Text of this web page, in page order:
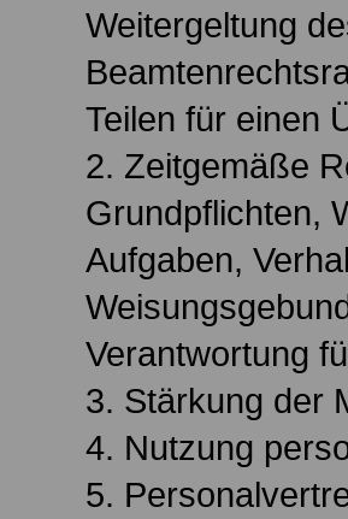
Weitergeltung
Teilen für einen
2. Zeitgemäße
Grundpflichten,
Aufgaben,
Verantwortung
3. Stärkung der
4. Nutzung
5.